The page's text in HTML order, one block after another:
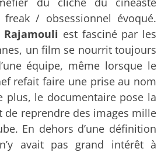
/ obsessionnel évoqué.
Rajamouli est fasciné par les
un film se nourrit toujours
équipe, même lorsque le
refait faire une prise au nom
plus, le documentaire pose la
de reprendre des images mille
En dehors d’une définition
avait pas grand intérêt à